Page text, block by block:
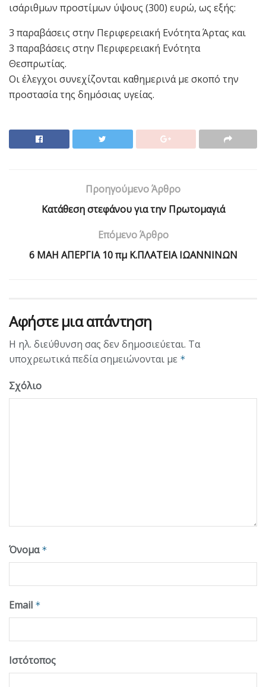
ισάριθμων προστίμων ύψους (300) ευρώ, ως εξής:
3 παραβάσεις στην Περιφερειακή Ενότητα Άρτας και
3 παραβάσεις στην Περιφερειακή Ενότητα
Θεσπρωτίας.
Οι έλεγχοι συνεχίζονται καθημερινά με σκοπό την
προστασία της δημόσιας υγείας.
Προηγούμενο Άρθρο
Kατάθεση στεφάνου για την Πρωτομαγιά
Επόμενο Άρθρο
6 ΜΑΗ ΑΠΕΡΓΙΑ 10 πμ Κ.ΠΛΑΤΕΙΑ ΙΩΑΝΝΙΝΩΝ
Αφήστε μια απάντηση
Η ηλ. διεύθυνση σας δεν δημοσιεύεται. Τα
υποχρεωτικά πεδία σημειώνονται με *
Σχόλιο
Όνομα *
Email *
Ιστότοπος